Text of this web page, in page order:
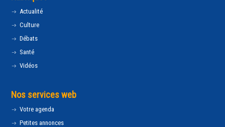
Actualité
Culture
Débats
Santé
Vidéos
Nos services web
Votre agenda
Petites annonces